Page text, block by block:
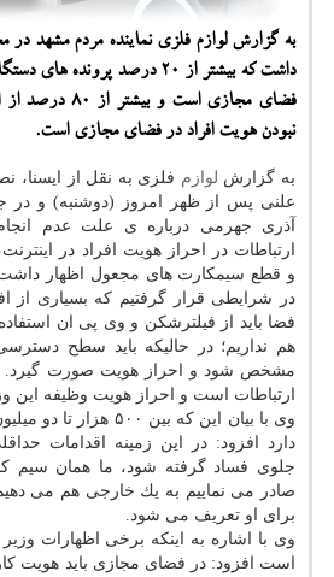
به گزارش لوازم فلزی نماینده مردم مشهد
داشت كه بیشتر از ۲۰ درصد
فضای مجازی
نبودن هویت افراد در فضای مجازی است.
به گزارش لوازم فلزی به نقل از ایسنا،
علنی پس از ظهر امروز (دوشنبه) و در
آذری جهرمی درباره ی علت عدم
ارتباطات در احراز هویت افراد در
و قطع سیمكارت های مجعول اظهار
در شرایطی قرار گرفتیم كه بسیاری از
فضا باید از فیلترشكن و وی پی ان
هم نداریم؛ در حالیكه باید سطح
مشخص شود و احراز هویت صورت گیرد.
ارتباطات است و احراز هویت وظیفه این
وی با بیان این كه بین
دارد افزود: در این زمینه اقدامات
جلوی فساد گرفته شود، ما همان سیم
صادر می نماییم به یك خارجی هم می
برای او تعریف می شود.
وی با اشاره به اینكه برخی اظهارات
است افزود: در فضای مجازی باید هویت